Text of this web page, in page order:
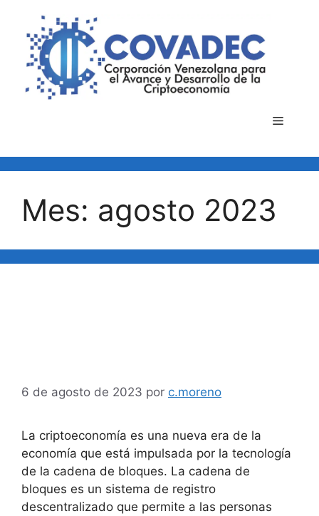
contenido
Menú
Mes: agosto 2023
6 de agosto de 2023 por c.moreno
La criptoeconomía es una nueva era de la
economía que está impulsada por la tecnología
de la cadena de bloques. La cadena de
bloques es un sistema de registro
descentralizado que permite a las personas